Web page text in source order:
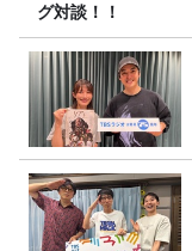
グ対談！！